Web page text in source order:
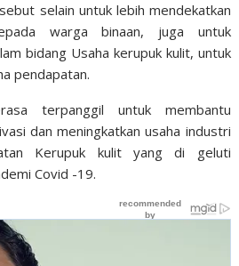
selain untuk lebih mendekatkan
warga binaan, juga untuk
bidang Usaha kerupuk kulit, untuk
pendapatan.
terpanggil untuk membantu
dan meningkatkan usaha industri
Kerupuk kulit yang di geluti
Covid -19.